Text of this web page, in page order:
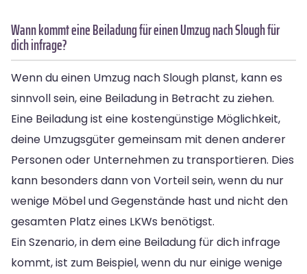
Wann kommt eine Beiladung für einen Umzug nach Slough für
dich infrage?
Wenn du einen Umzug nach Slough planst, kann es
sinnvoll sein, eine Beiladung in Betracht zu ziehen.
Eine Beiladung ist eine kostengünstige Möglichkeit,
deine Umzugsgüter gemeinsam mit denen anderer
Personen oder Unternehmen zu transportieren. Dies
kann besonders dann von Vorteil sein, wenn du nur
wenige Möbel und Gegenstände hast und nicht den
gesamten Platz eines LKWs benötigst.
Ein Szenario, in dem eine Beiladung für dich infrage
kommt, ist zum Beispiel, wenn du nur einige wenige